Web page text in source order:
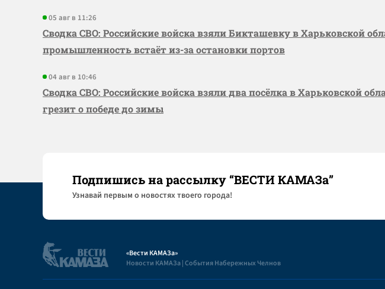
05 авг в 11:26
Сводка СВО: Российские войска взяли Бикташевку в Харьковской
промышленность встаёт из-за остановки портов
04 авг в 10:46
Сводка СВО: Российские войска взяли два посёлка в Харьковской
грезит о победе до зимы
Подпишись на рассылку “ВЕСТИ КАМАЗа”
Узнaвай первым о новостях твоего города!
«Вести КАМАЗа»
Новости КАМАЗа | События Набережных Челнов